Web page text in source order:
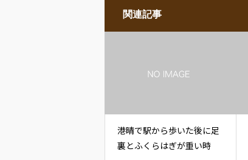
関連記事
港晴で駅から歩いた後に足
裏とふくらはぎが重い時